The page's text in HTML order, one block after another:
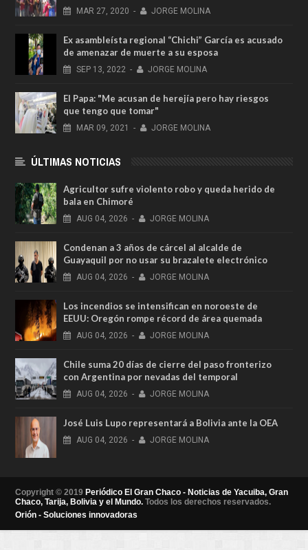
MAR 27, 2020 - JORGE MOLINA
Ex asambleísta regional “Chichi” García es acusado
de amenazar de muerte a su esposa
SEP 13, 2022 - JORGE MOLINA
El Papa: "Me acusan de herejía pero hay riesgos
que tengo que tomar"
MAR 09, 2021 - JORGE MOLINA
ÚLTIMAS NOTICIAS
Agricultor sufre violento robo y queda herido de
bala en Chimoré
AUG 04, 2026 - JORGE MOLINA
Condenan a 3 años de cárcel al alcalde de
Guayaquil por no usar su brazalete electrónico
AUG 04, 2026 - JORGE MOLINA
Los incendios se intensifican en noroeste de
EEUU: Oregón rompe récord de área quemada
AUG 04, 2026 - JORGE MOLINA
Chile suma 20 días de cierre del paso fronterizo
con Argentina por nevadas del temporal
AUG 04, 2026 - JORGE MOLINA
José Luis Lupo representará a Bolivia ante la OEA
AUG 04, 2026 - JORGE MOLINA
Copyright © 2019 Periódico El Gran Chaco - Noticias de Yacuiba, Gran
Chaco, Tarija, Bolivia y el Mundo. Todos los derechos reservados.
Orión - Soluciones innovadoras